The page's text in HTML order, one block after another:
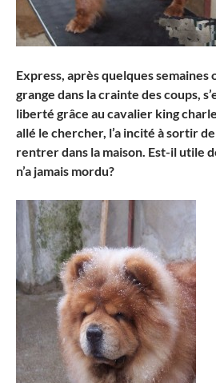
Express, après quelques semaines
grange dans la crainte des coups,
liberté grâce au cavalier king
allé le chercher, l’a incité à sortir
rentrer dans la maison. Est-il utile
n’a jamais mordu?